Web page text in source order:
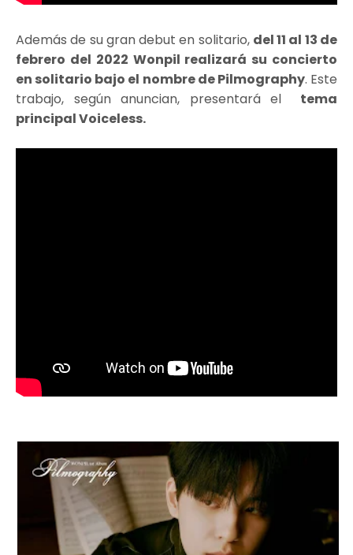
Además de su gran debut en solitario, del 11 al 13 de
febrero del 2022 Wonpil realizará su concierto
en solitario bajo el nombre de Pilmography. Este
trabajo, según anuncian, presentará el
tema
principal Voiceless.